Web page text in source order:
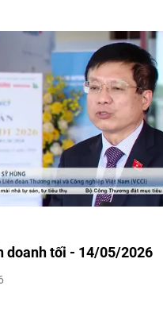
doanh tối - 14/05/2026